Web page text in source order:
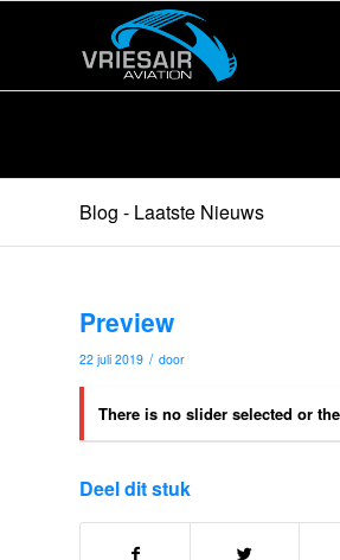
Blog - Laatste Nieuws
Preview
22 juli 2019 / door
There is no slider selected or
Deel dit stuk